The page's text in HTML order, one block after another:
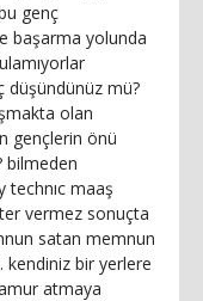
genç
başarma yolunda
düşündünüz mü?
olan
gençlerin önü
bilmeden
technıc maaş
vermez sonuçta
satan memnun
kendiniz bir yerlere
atmaya